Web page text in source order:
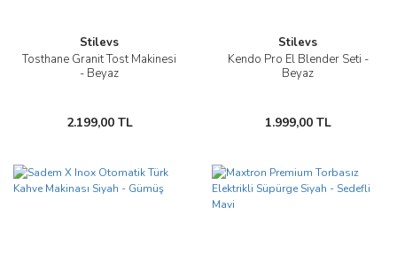
Stilevs
Tosthane Granit Tost Makinesi
- Beyaz
2.199,00 TL
Stilevs
Kendo Pro El Blender Seti -
Beyaz
1.999,00 TL